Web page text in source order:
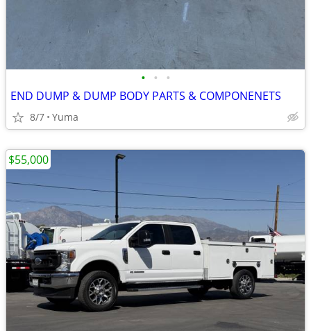
• • •
END DUMP & DUMP BODY PARTS & COMPONENETS
8/7 Yuma
$55,000